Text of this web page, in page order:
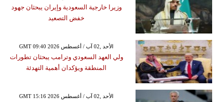
وزيرا خارجية السعودية وإيران يبحثان جهود
خفض التصعيد
GMT 09:40 2026 الأحد ,02 آب / أغسطس
ولي العهد السعودي وترامب يبحثان تطورات
المنطقة ويؤكدان أهمية التهدئة
GMT 15:16 2026 الأحد ,02 آب / أغسطس